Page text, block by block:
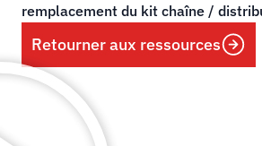
remplacement du kit chaîne /
Retourner aux ressources